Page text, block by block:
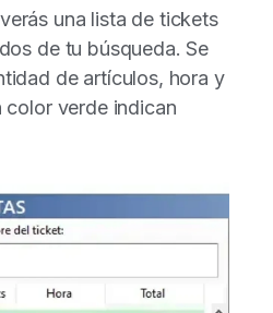
una lista de tickets
de tu búsqueda. Se
de artículos, hora y
verde indican